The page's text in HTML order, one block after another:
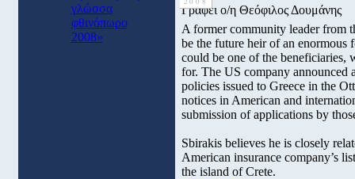
γλώσσα
φθινόπωρο
2008»
Γράφει ο/η Θεόφιλος Δουμάνης
A former community leader from
be the future heir of an enormous
could be one of the
for. The US company announced
policies issued to Greece in the
notices in American and
submission of applications by
Sbirakis believes he is closely
American insurance company’s
the island of Crete.